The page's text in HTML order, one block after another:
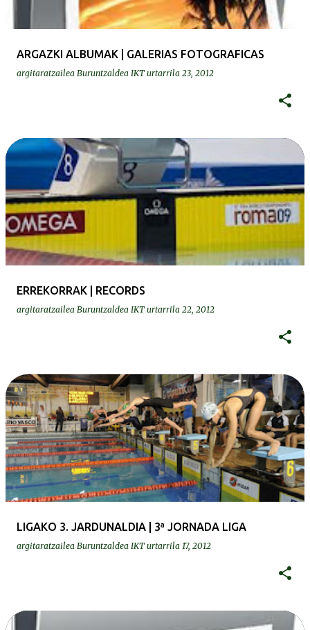
ARGAZKI ALBUMAK | GALERIAS FOTOGRAFICAS
argitaratzailea Buruntzaldea IKT urtarrila 23, 2012
ERREKORRAK | RECORDS
argitaratzailea Buruntzaldea IKT urtarrila 22, 2012
LIGAKO 3. JARDUNALDIA | 3ª JORNADA LIGA
argitaratzailea Buruntzaldea IKT urtarrila 17, 2012